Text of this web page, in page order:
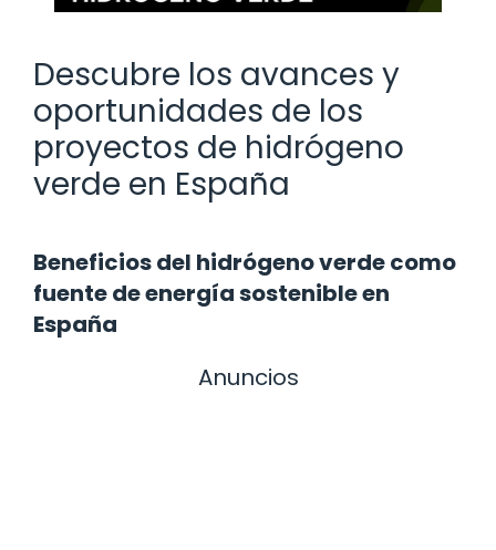
Descubre los avances y
oportunidades de los
proyectos de hidrógeno
verde en España
Beneficios del hidrógeno verde como
fuente de energía sostenible en
España
Anuncios